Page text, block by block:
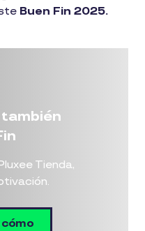
Buen Fin 2025.
Tienda,